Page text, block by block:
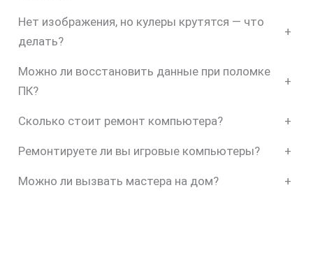
Нет изображения, но кулеры крутятся — что
делать?
+
Можно ли восстановить данные при поломке
ПК?
+
Сколько стоит ремонт компьютера? +
Ремонтируете ли вы игровые компьютеры? +
Можно ли вызвать мастера на дом? +